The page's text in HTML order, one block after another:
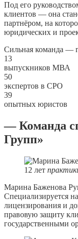
Под его
клиентов — она
партнёром, на
юридических и
Сильная команда —
13
выпускников МВА
50
экспертов в СРО
39
опытных юристов
— Команда
Групп»
12 лет
Марина Баженова
Специализируется
лицензирования и
правовую защиту
государственными